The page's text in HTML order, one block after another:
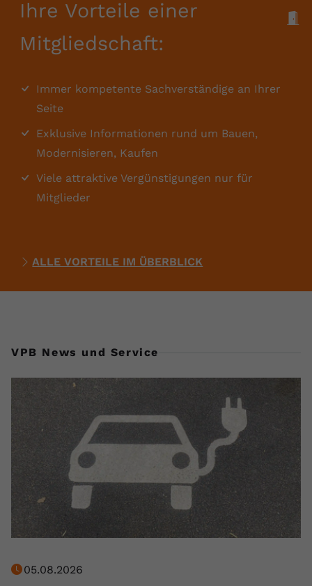
Ihre Vorteile einer
Mitgliedschaft:
Immer kompetente Sachverständige an Ihrer
Seite
Exklusive Informationen rund um Bauen,
Modernisieren, Kaufen
Viele attraktive Vergünstigungen nur für
Mitglieder
ALLE VORTEILE IM ÜBERBLICK
VPB News und Service
05.08.2026